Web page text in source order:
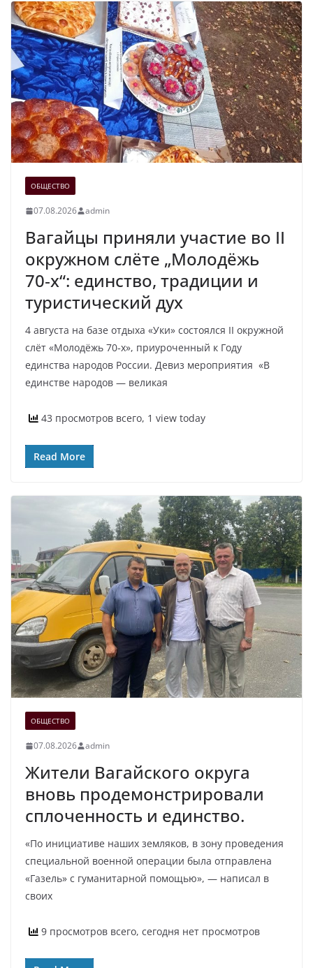
ОБЩЕСТВО
07.08.2026 admin
Вагайцы приняли участие во II
окружном слёте „Молодёжь
70‑х“: единство, традиции и
туристический дух
4 августа на базе отдыха «Уки» состоялся II окружной
слёт «Молодёжь 70‑х», приуроченный к Году
единства народов России. Девиз мероприятия «В
единстве народов — великая
43 просмотров всего, 1 view today
Read More
ОБЩЕСТВО
07.08.2026 admin
Жители Вагайского округа
вновь продемонстрировали
сплоченность и единство.
«По инициативе наших земляков, в зону проведения
специальной военной операции была отправлена
«Газель» с гуманитарной помощью», — написал в
своих
9 просмотров всего, сегодня нет просмотров